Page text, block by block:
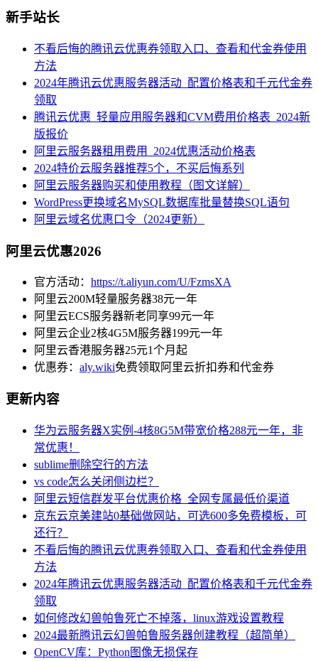
新手站长
不看后悔的腾讯云优惠券领取入口、查看和代金券使用
方法
2024年腾讯云优惠服务器活动_配置价格表和千元代金券
领取
腾讯云优惠_轻量应用服务器和CVM费用价格表_2024新
版报价
阿里云服务器租用费用_2024优惠活动价格表
2024特价云服务器推荐5个，不买后悔系列
阿里云服务器购买和使用教程（图文详解）
WordPress更换域名MySQL数据库批量替换SQL语句
阿里云域名优惠口令（2024更新）
阿里云优惠2026
官方活动： https://t.aliyun.com/U/FzmsXA
阿里云200M轻量服务器38元一年
阿里云ECS服务器新老同享99元一年
阿里云企业2核4G5M服务器199元一年
阿里云香港服务器25元1个月起
优惠券： aly.wiki免费领取阿里云折扣券和代金券
更新内容
华为云服务器X实例-4核8G5M带宽价格288元一年，非
常优惠！
sublime删除空行的方法
vs code怎么关闭侧边栏？
阿里云短信群发平台优惠价格_全网专属最低价渠道
京东云京美建站0基础做网站，可选600多免费模板，可
还行？
不看后悔的腾讯云优惠券领取入口、查看和代金券使用
方法
2024年腾讯云优惠服务器活动_配置价格表和千元代金券
领取
如何修改幻兽帕鲁死亡不掉落，linux游戏设置教程
2024最新腾讯云幻兽帕鲁服务器创建教程（超简单）
OpenCV库：Python图像无损保存